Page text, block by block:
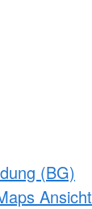
(BG)
Ansicht